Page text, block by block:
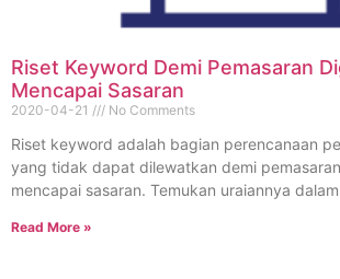
Riset Keyword Demi Pemasaran
Mencapai Sasaran
2020-04-21 No Comments
Riset keyword adalah bagian perencanaan
yang tidak dapat dilewatkan demi
mencapai sasaran. Temukan uraiannya
Read More »